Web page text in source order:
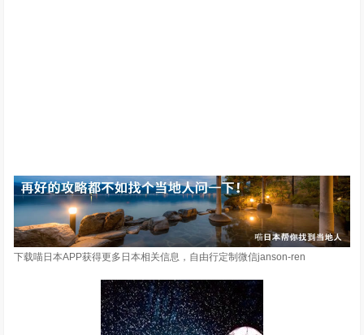
下载喵日本APP获得更多日本相关信息，自由行定制微信janson-ren